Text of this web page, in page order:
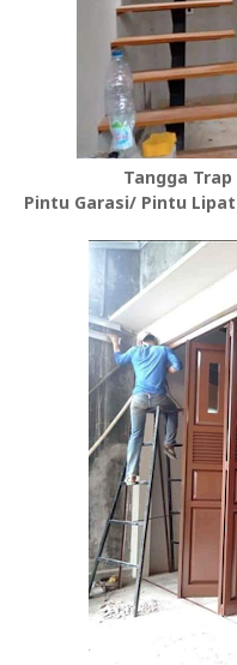
Tangga
Pintu Garasi/ Pintu